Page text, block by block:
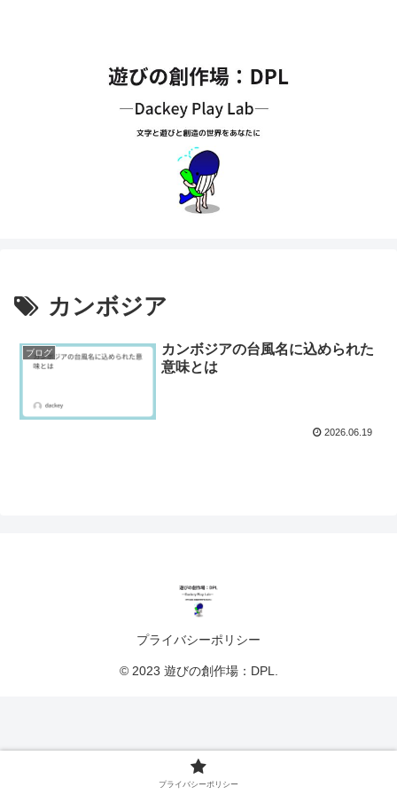
カンボジア
ブログ
カンボジアの台風名に込められた
意味とは
2026.06.19
プライバシーポリシー
© 2023 遊びの創作場：DPL.
プライバシーポリシー